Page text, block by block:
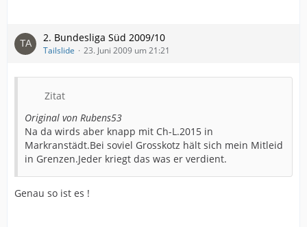
2. Bundesliga Süd 2009/10
Tailslide 23. Juni 2009 um 21:21
Zitat
Original von Rubens53
Na da wirds aber knapp mit Ch-L.2015 in
Markranstädt.Bei soviel Grosskotz hält sich mein Mitleid
in Grenzen.Jeder kriegt das was er verdient.
Genau so ist es !